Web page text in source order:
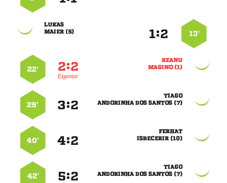
13’
:

 

 
:
Eigentor
22’

   
:
29’

 
:
40’

   
:
42’